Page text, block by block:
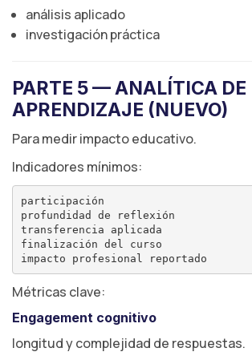
análisis aplicado
investigación práctica
PARTE 5 — ANALÍTICA DE
APRENDIZAJE (NUEVO)
Para medir impacto educativo.
Indicadores mínimos:
participación
profundidad de reflexión
transferencia aplicada
finalización del curso
Métricas clave:
Engagement cognitivo
longitud y complejidad de respuestas.